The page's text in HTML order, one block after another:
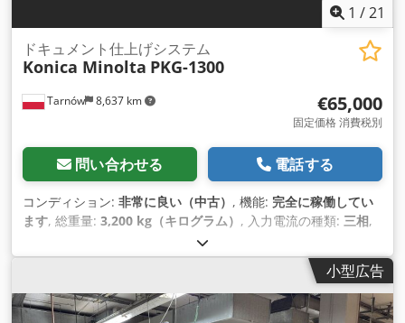
1 /21
Tarnów 8,637 km
ドキュメント仕上げシステム
Konica Minolta PKG-1300
€65,000
固定価格 消費税別
問い合わせる 電話する
コンディション: 非常に良い（中古） , 機能: 完全に稼働してい
ます, 総重量: 3,200 kg（キログラム） , 入力電流の種類: 三相,
6,000 mm
400 V, 入力電流:32 A,
小型広告